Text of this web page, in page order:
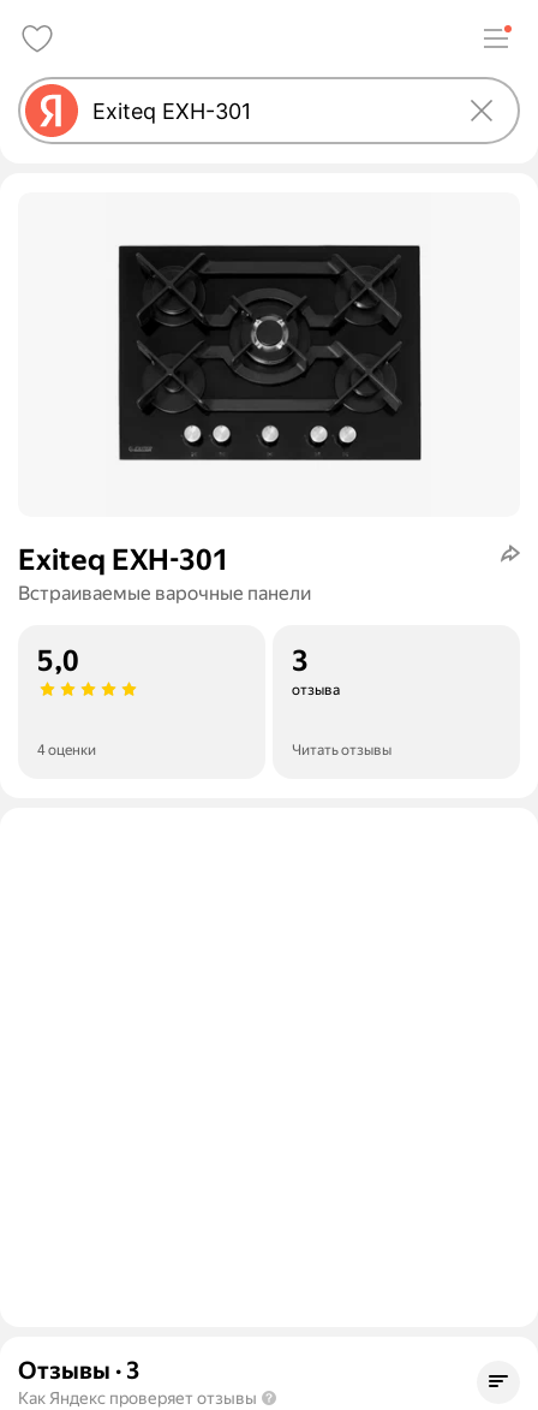
Exiteq EXH-301
Встраиваемые варочные панели
5,0
4 оценки
3
отзыва
Читать отзывы
Отзывы · 3
Как Яндекс проверяет отзывы